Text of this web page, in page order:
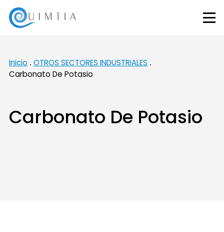
Inicio
OTROS SECTORES INDUSTRIALES
Carbonato De Potasio
Carbonato De Potasio